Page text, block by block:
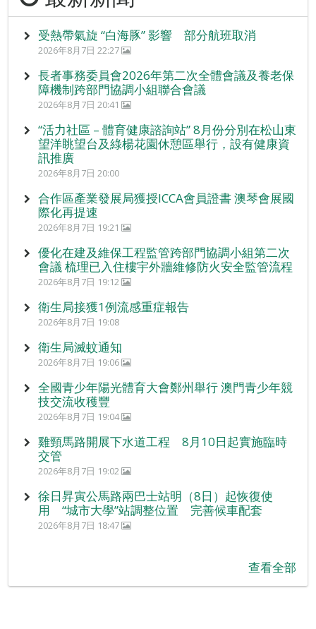
受熱帶氣旋 “白海豚” 影響 部分航班取消
2026年8月7日 22:27
長者事務委員會2026年第二次全體會議及養老保
障機制跨部門協調小組聯合會議
2026年8月7日 20:41
“活力社區 – 體育健康諮詢站” 8月份分別在松山東
望洋眺望台及綠楊花園休憩區舉行，設有健康資
訊推廣
2026年8月7日 20:00
合作區產業發展局獲授ICCA會員證書 澳琴會展國
際化再提速
2026年8月7日 19:21
優化在建及維保工程監管跨部門協調小組第二次
會議 梳理已入住樓宇外牆維修防火安全監管流程
2026年8月7日 19:12
衛生局接獲1例流感重症報告
2026年8月7日 19:08
衛生局滅蚊通知
2026年8月7日 19:06
全國青少年陽光體育大會鄭州舉行 澳門青少年競
技交流收穫豐
2026年8月7日 19:04
雞頸馬路開展下水道工程 8月10日起實施臨時
交管
2026年8月7日 19:02
徐日昇寅公馬路兩巴士站明（8日）起恢復使
用 “城市大學”站調整位置 完善候車配套
2026年8月7日 18:47
查看全部